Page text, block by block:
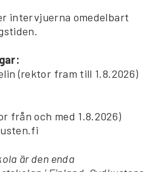
intervjuerna omedelbart
(rektor fram till 1.8.2026)
från och med 1.8.2026)
är den enda